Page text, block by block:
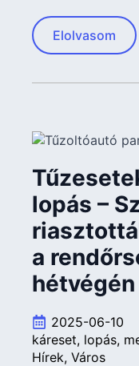
Elolvasom
lopás –
a
hétvégén
2025-06-10
káreset lopás
Hírek Város